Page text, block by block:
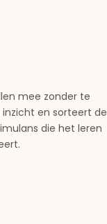
mee zonder te
en sorteert de
die het leren